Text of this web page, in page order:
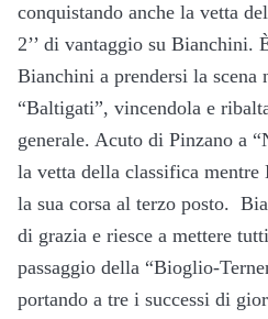
conquistando anche la vetta
2’’ di vantaggio su Bianchini.
Bianchini a prendersi la scena
“Baltigati”, vincendola e
generale. Acuto di Pinzano a
la vetta della classifica
la sua corsa al terzo posto.
di grazia e riesce a mettere
passaggio della “Bioglio-
portando a tre i successi di